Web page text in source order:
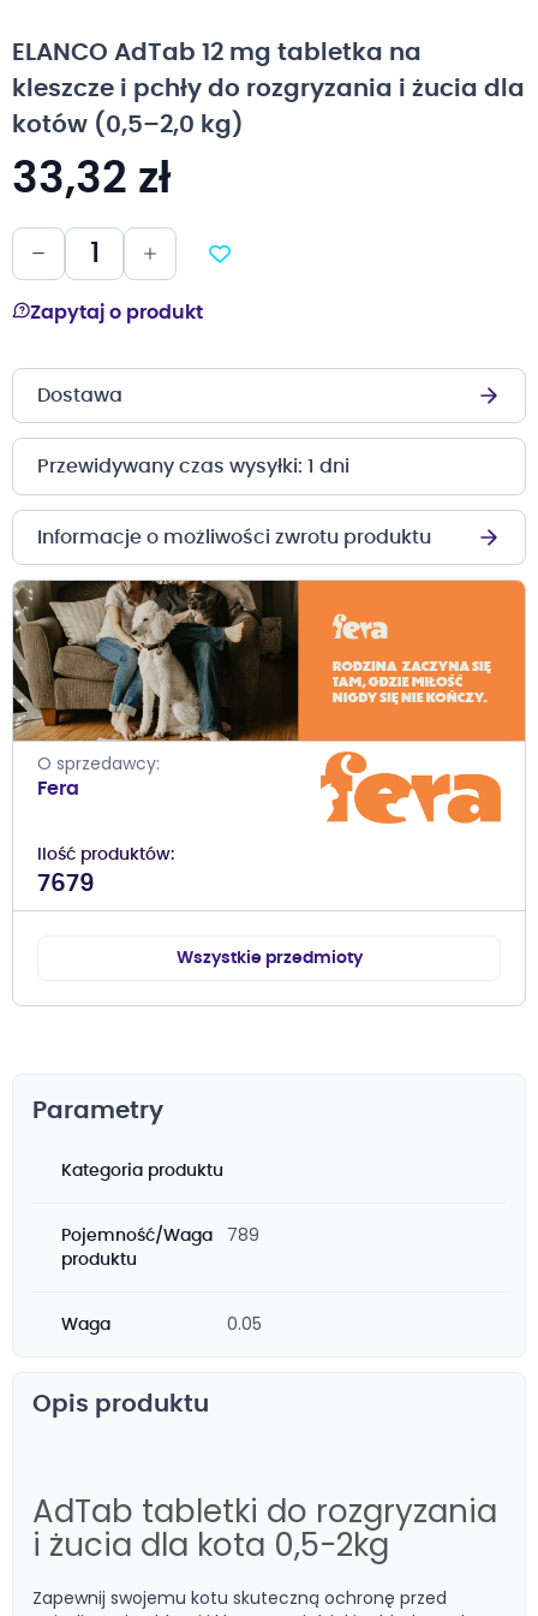
galerii
ELANCO AdTab 12 mg tabletka na
kleszcze i pchły do rozgryzania i żucia dla
kotów (0,5–2,0 kg)
33,32 zł
Zapytaj o produkt
Dostawa
Przewidywany czas wysyłki: 1 dni
Informacje o możliwości zwrotu produktu
O sprzedawcy
Fera
Ilość produktów
7679
Wszystkie przedmioty
Parametry
Kategoria produktu
Pojemność/Waga
produktu
789
Waga 0.05
Opis produktu
AdTab tabletki do rozgryzania
i żucia dla kota 0,5-2kg
Zapewnij swojemu kotu skuteczną ochronę przed